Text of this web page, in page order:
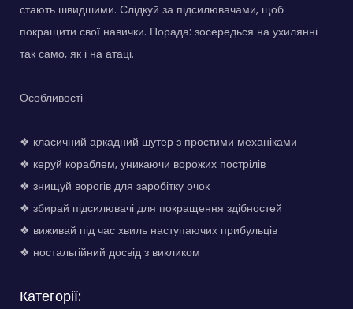
стають швидшими. Слідкуй за підсилювачами, щоб
покращити свої навички. Порада: зосередься на ухилянні
так само, як і на атаці.
Особливості
❖ класичний аркадний шутер з простими механіками
❖ керуй кораблем, уникаючи ворожих пострілів
❖ знищуй ворогів для заробітку очок
❖ збирай підсилювачі для покращення здібностей
❖ виживай під час хвиль наступаючих прибульців
❖ ностальгійний досвід з викликом
Категорії: